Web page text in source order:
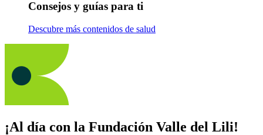
Consejos y guías para ti
Descubre más contenidos de salud
¡Al día con la Fundación Valle del Lili!